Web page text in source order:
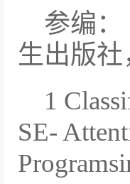
参编
生出版社
1
SE-